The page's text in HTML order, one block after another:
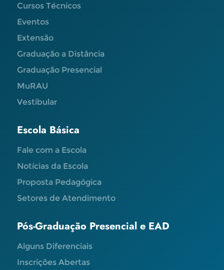
Cursos Técnicos
Eventos
Extensão
Graduação a Distância
Graduação Presencial
MuRAU
Vestibular
Escola Básica
Fale com a Escola
Notícias da Escola
Proposta Pedagógica
Setores de Atendimento
Pós-Graduação Presencial e EAD
Alguns Diferenciais
Inscrições Abertas